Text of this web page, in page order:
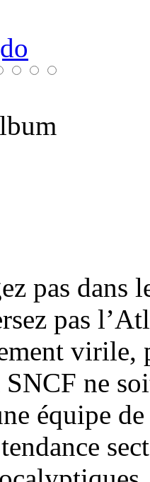
pas dans
pas
virile,
ne
équipe